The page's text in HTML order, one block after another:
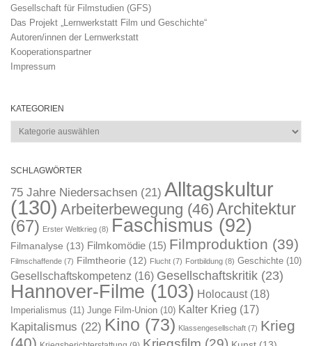
Gesellschaft für Filmstudien (GFS)
Das Projekt „Lernwerkstatt Film und Geschichte“
Autoren/innen der Lernwerkstatt
Kooperationspartner
Impressum
KATEGORIEN
Kategorien
SCHLAGWÖRTER
75 Jahre Niedersachsen (21) Alltagskultur
(130) Arbeiterbewegung (46) Architektur
(67) Erster Weltkrieg (8) Faschismus (92)
Filmanalyse (13) Filmkomödie (15) Filmproduktion (39)
Filmschaffende (7) Filmtheorie (12) Flucht (7) Fortbildung (8) Geschichte (10)
Gesellschaftskompetenz (16) Gesellschaftskritik (23)
Hannover-Filme (103) Holocaust(18)
Imperialismus (11) Junge Film-Union (10) Kalter Krieg (17)
Kapitalismus (22) Kino (73) Klassengesellschaft (7) Krieg